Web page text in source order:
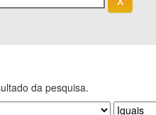
da pesquisa.